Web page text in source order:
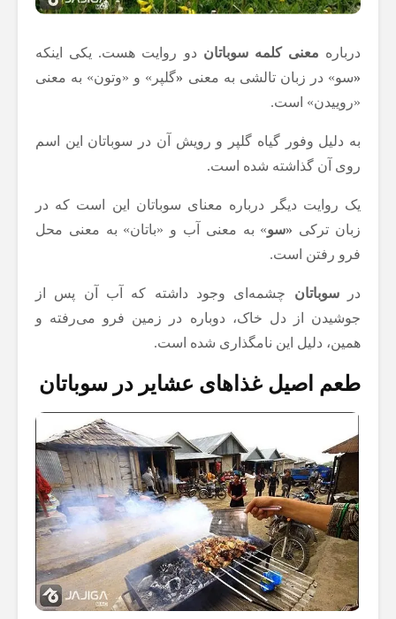
درباره معنی کلمه سوباتان دو روایت هست. یکی اینکه
«سو» در زبان تالشی به معنی «گلپر» و «وتون» به معنی
«روییدن» است.
به دلیل وفور گیاه گلپر و رویش آن در سوباتان این اسم
روی آن گذاشته شده است.
یک روایت دیگر درباره معنای سوباتان این است که در
زبان ترکی «سو» به معنی آب و «باتان» به معنی محل
فرو رفتن است.
درسوباتان چشمه‌ای وجود داشته که آب آن پس از
جوشیدن از دل خاک، دوباره در زمین فرو می‌رفته و
همین، دلیل این نامگذاری شده است.
طعم اصیل غذاهای عشایر در سوباتان